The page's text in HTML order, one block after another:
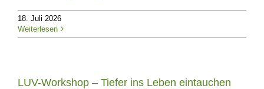
18. Juli 2026
Weiterlesen
LUV-Workshop – Tiefer ins Leben eintauchen